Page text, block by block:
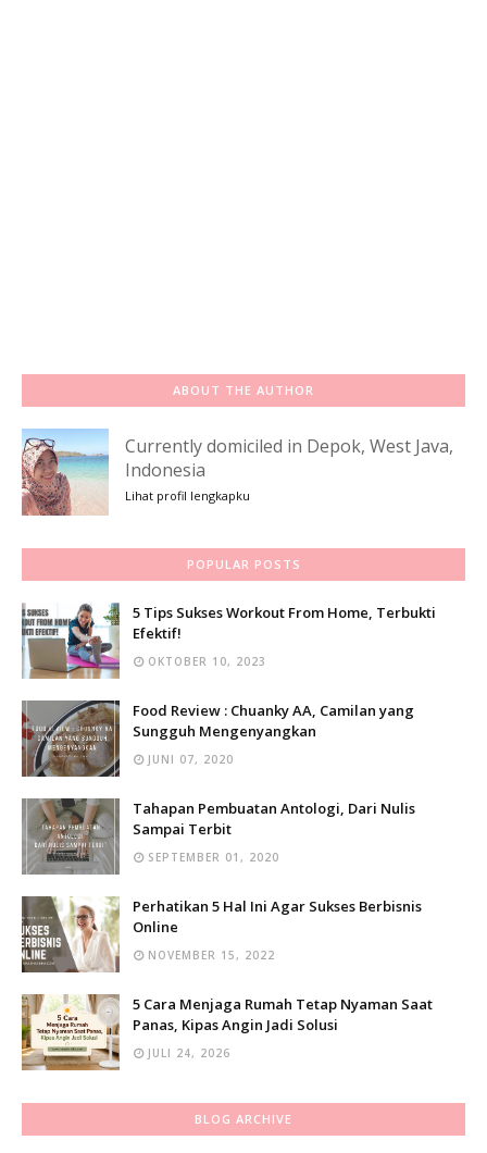
ABOUT THE AUTHOR
Currently domiciled in Depok, West Java,
Indonesia
Lihat profil lengkapku
POPULAR POSTS
5 Tips Sukses Workout From Home, Terbukti
Efektif!
OKTOBER 10, 2023
Food Review : Chuanky AA, Camilan yang
Sungguh Mengenyangkan
JUNI 07, 2020
Tahapan Pembuatan Antologi, Dari Nulis
Sampai Terbit
SEPTEMBER 01, 2020
Perhatikan 5 Hal Ini Agar Sukses Berbisnis
Online
NOVEMBER 15, 2022
5 Cara Menjaga Rumah Tetap Nyaman Saat
Panas, Kipas Angin Jadi Solusi
JULI 24, 2026
BLOG ARCHIVE